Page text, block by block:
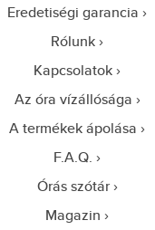
Eredetiségi garancia
Rólunk
Kapcsolatok
Az óra vízállósága
A termékek ápolása
F.A.Q.
Órás szótár
Magazin